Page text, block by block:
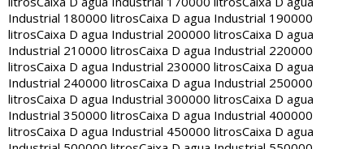
Industrial 180000 litrosCaixa D agua Industrial 190000
litrosCaixa D agua Industrial 200000 litrosCaixa D agua
Industrial 210000 litrosCaixa D agua Industrial 220000
litrosCaixa D agua Industrial 230000 litrosCaixa D agua
Industrial 240000 litrosCaixa D agua Industrial 250000
litrosCaixa D agua Industrial 300000 litrosCaixa D agua
Industrial 350000 litrosCaixa D agua Industrial 400000
litrosCaixa D agua Industrial 450000 litrosCaixa D agua